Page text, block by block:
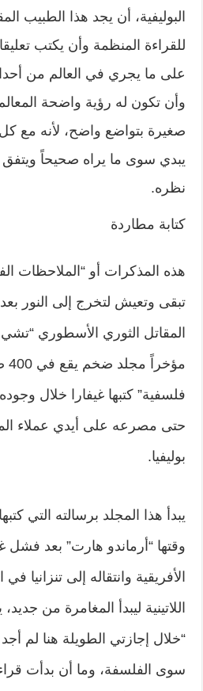
البوليفية، أن يجد هذا الطبيب
للقراءة المنظمة وأن يكتب
على ما يجري في العالم من
وأن تكون له رؤية واضحة
صغيرة بتواضع واضح، لأنه مع
يبدي سوى ما يراه صحيحاً
نظره.
كتابة مطاردة
هذه المذكرات أو “الملاحظات
المقاتل الثوري الأسطوري
فلسفية” كتبها غيفارا خلال
حتى مصرعه على أيدي عملاء
بوليفيا.
يبدأ هذا المجلد برسالته التي
وقتها “أرماندو هارت” بعد فشل
الأفريقية وانتقاله إلى تنزانيا
اللاتينية ليبدأ المغامرة من
“خلال إجازتي الطويلة هنا لم
سوى الفلسفة، وما أن بدأت